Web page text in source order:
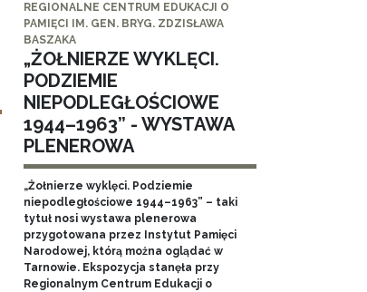
REGIONALNE CENTRUM EDUKACJI O
PAMIĘCI IM. GEN. BRYG. ZDZISŁAWA
BASZAKA
„ŻOŁNIERZE WYKLĘCI.
PODZIEMIE
NIEPODLEGŁOŚCIOWE
1944–1963” - WYSTAWA
PLENEROWA
„Żołnierze wyklęci. Podziemie
niepodległościowe 1944–1963” – taki
tytuł nosi wystawa plenerowa
przygotowana przez Instytut Pamięci
Narodowej, którą można oglądać w
Tarnowie. Ekspozycja stanęła przy
Regionalnym Centrum Edukacji o